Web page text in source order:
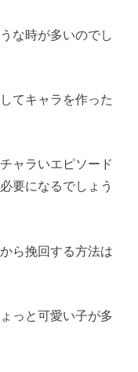
な時が多いのでし
てキャラを作った
ャラいエピソード
要になるでしょう
ら挽回する方法は
っと可愛い子が多